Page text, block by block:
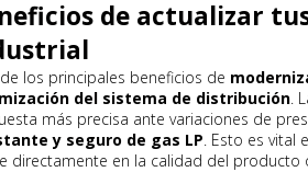
de actualizar
los principales beneficios de
del sistema de distribución.
más precisa ante variaciones de
y seguro de gas LP. Esto es vital
directamente en la calidad del producto